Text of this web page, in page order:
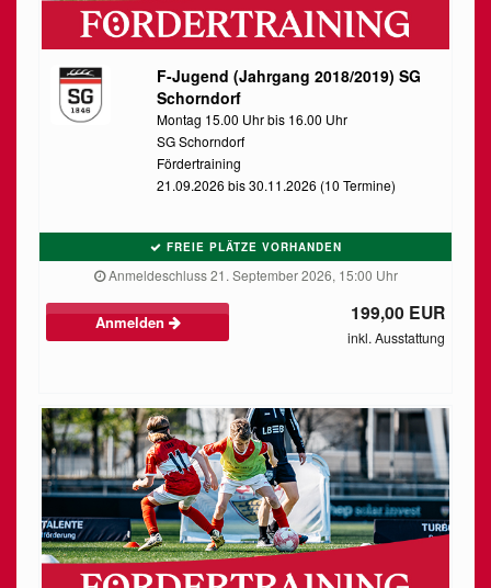
F-Jugend (Jahrgang 2018/2019) SG
Schorndorf
Montag 15.00 Uhr bis 16.00 Uhr
SG Schorndorf
Fördertraining
21.09.2026 bis 30.11.2026 (10 Termine)
FREIE PLÄTZE VORHANDEN
Anmeldeschluss 21. September 2026, 15:00 Uhr
Anmelden 199,00 EUR
inkl. Ausstattung